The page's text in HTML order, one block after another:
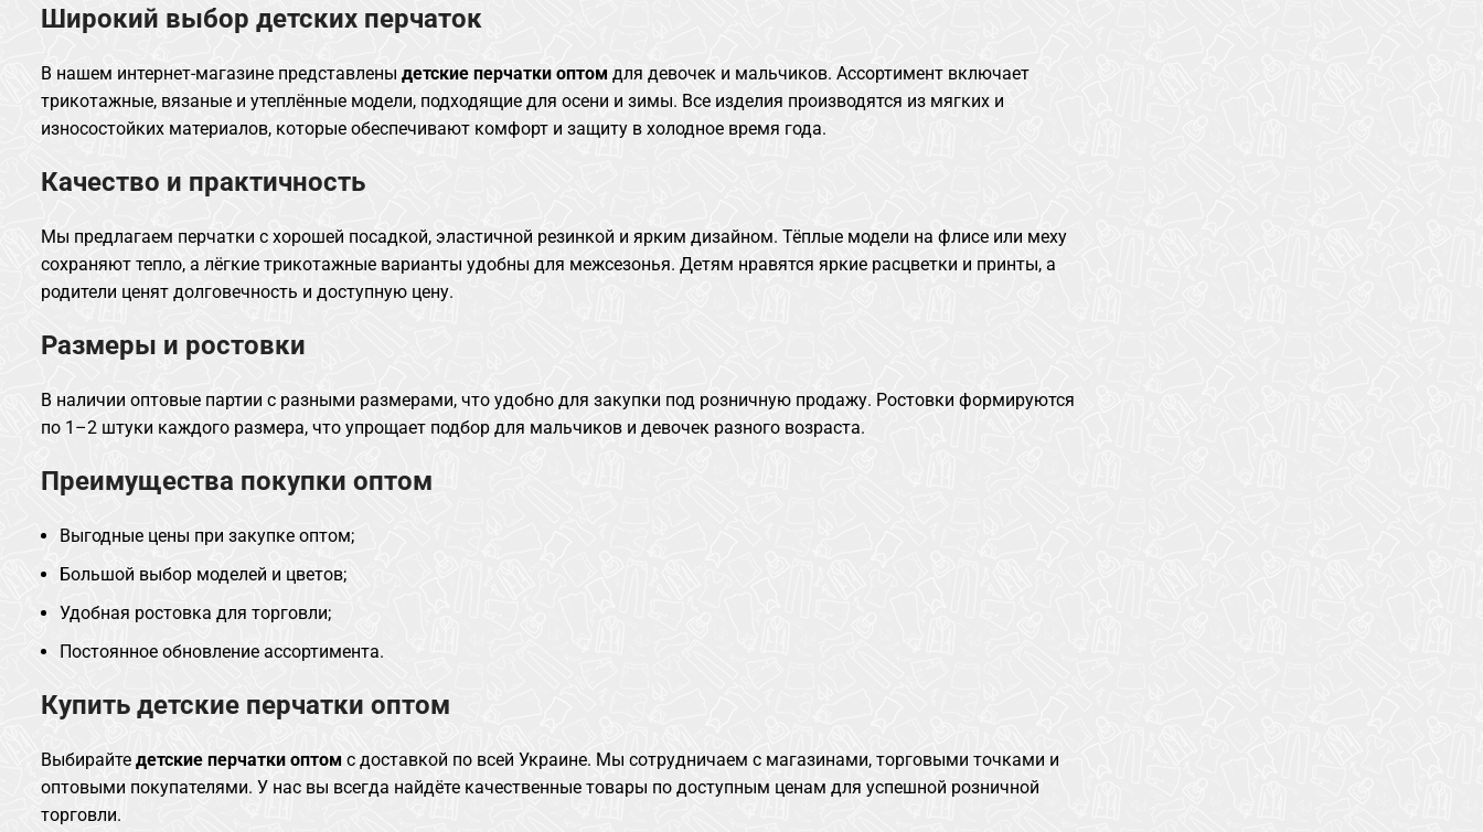
Широкий выбор детских перчаток
В нашем интернет-магазине представлены детские перчатки оптом для девочек и мальчиков. Ассортимент включает
трикотажные, вязаные и утеплённые модели, подходящие для осени и зимы. Все изделия производятся из мягких и
износостойких материалов, которые обеспечивают комфорт и защиту в холодное время года.
Качество и практичность
Мы предлагаем перчатки с хорошей посадкой, эластичной резинкой и ярким дизайном. Тёплые модели на флисе или меху
сохраняют тепло, а лёгкие трикотажные варианты удобны для межсезонья. Детям нравятся яркие расцветки и принты, а
родители ценят долговечность и доступную цену.
Размеры и ростовки
В наличии оптовые партии с разными размерами, что удобно для закупки под розничную продажу. Ростовки формируются
по 1–2 штуки каждого размера, что упрощает подбор для мальчиков и девочек разного возраста.
Преимущества покупки оптом
Выгодные цены при закупке оптом;
Большой выбор моделей и цветов;
Удобная ростовка для торговли;
Постоянное обновление ассортимента.
Купить детские перчатки оптом
Выбирайте детские перчатки оптом с доставкой по всей Украине. Мы сотрудничаем с магазинами, торговыми точками и
оптовыми покупателями. У нас вы всегда найдёте качественные товары по доступным ценам для успешной розничной
торговли.